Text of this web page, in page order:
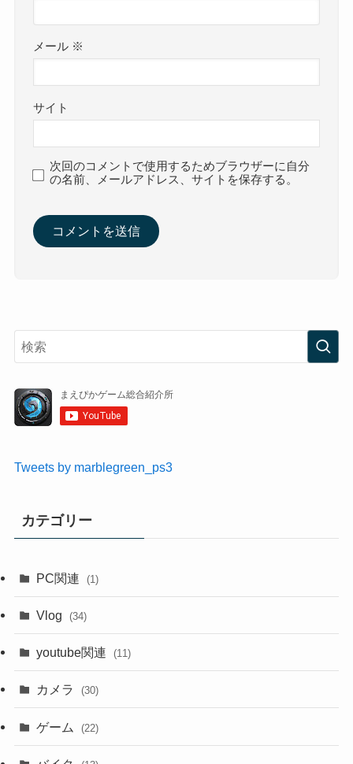
メール ※
サイト
次回のコメントで使用するためブラウザーに自分
の名前、メールアドレス、サイトを保存する。
Tweets by marblegreen_ps3
カテゴリー
PC関連 (1)
Vlog (34)
youtube関連 (11)
カメラ (30)
ゲーム (22)